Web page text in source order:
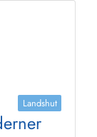
Landshut